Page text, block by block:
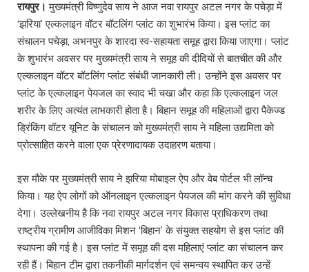
रायपुर। मुख्यमंत्री विष्णुदेव साय ने आज नवा रायपुर अटल नगर के पचेड़ा में
‘झरिया’ एल्कलाइन वॉटर बॉटलिंग प्लांट का शुभारंभ किया। इस प्लांट का
संचालन पचेड़ा, अभनपुर के शारदा स्व-सहायता समूह द्वारा किया जाएगा। प्लांट
के शुभारंभ अवसर पर मुख्यमंत्री साय ने समूह की दीदियों से बातचीत की और
एल्कलाइन वॉटर बॉटलिंग प्लांट संबंधी जानकारी ली। उन्होंने इस अवसर पर
प्लांट के एल्कलाइन पेयजल का स्वाद भी चखा और कहा कि एल्कलाइन जल
शरीर के लिए अत्यंत लाभकारी होता है। बिहान समूह की महिलाओं द्वारा पैकेज्ड
ड्रिंकिंग वॉटर यूनिट के संचालन को मुख्यमंत्री साय ने महिला उद्यमिता को
प्रोत्साहित करने वाला एक प्रेरणादायक उदाहरण बताया।
इस मौके पर मुख्यमंत्री साय ने झरिया मोबाइल ऐप और वेब पोर्टल भी लॉन्च
किया। यह ऐप लोगों को ऑनलाइन एल्कलाइन पेयजल की मांग करने की सुविधा
देगा। उल्लेखनीय है कि नवा रायपुर अटल नगर विकास प्राधिकरण तथा
राष्ट्रीय ग्रामीण आजीविका मिशन ‘बिहान’ के संयुक्त सहयोग से इस प्लांट की
स्थापना की गई है। इस प्लांट में समूह की दस महिलाएं प्लांट का संचालन कर
रही हैं। बिहान टीम द्वारा तकनीकी मार्गदर्शन एवं समन्वय स्थापित कर उन्हें